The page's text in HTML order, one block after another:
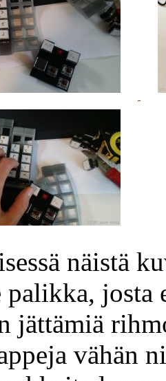
näistä
josta
jättämiä
vähän